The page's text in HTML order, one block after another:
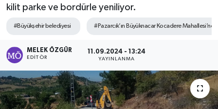
kilit parke ve bordürle yeniliyor.
#Büyükşehir belediyesi #Pazarcık’ın Büyüknacar Kocadere Mahallesi’ne
MELEK ÖZGÜR
EDITÖR
11.09.2024 - 13:24
YAYINLANMA
Sağlık
Tarih - Kültür - Sanat - Turizm
Yaşam